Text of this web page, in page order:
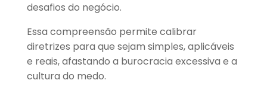
desafios do negócio.
Essa compreensão permite calibrar
diretrizes para que sejam simples, aplicáveis
e reais, afastando a burocracia excessiva e a
cultura do medo.